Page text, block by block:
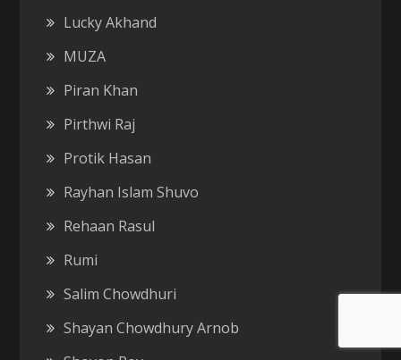
Lucky Akhand
MUZA
Piran Khan
Pirthwi Raj
Protik Hasan
Rayhan Islam Shuvo
Rehaan Rasul
Rumi
Salim Chowdhuri
Shayan Chowdhury Arnob